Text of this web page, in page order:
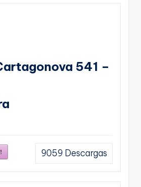
541 –
9059 Descargas